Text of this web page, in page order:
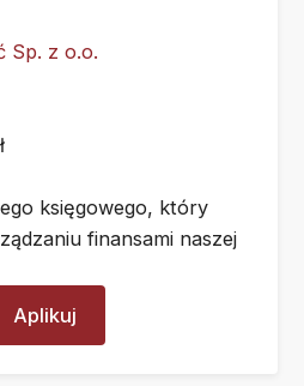
Sp. z o.o.
księgowego, który
finansami naszej
Aplikuj